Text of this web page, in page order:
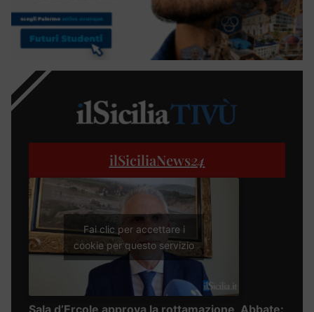
ilSiciliaNews24
Fai clic per accettare i
cookie per questo servizio